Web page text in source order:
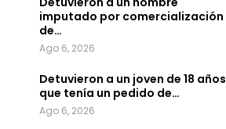
imputado por comercialización
de…
Ago 6, 2026
Detuvieron a un joven de 18 años
que tenía un pedido de…
Ago 6, 2026